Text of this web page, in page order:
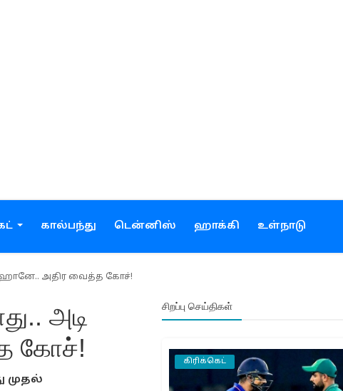
கால்பந்து டென்னிஸ் ஹாக்கி உள்நாடு
ரஹானே.. அதிர வைத்த கோச்!
அடி
கோச்!
முதல்
சிறப்பு செய்திகள்
கிரிக்கெட்